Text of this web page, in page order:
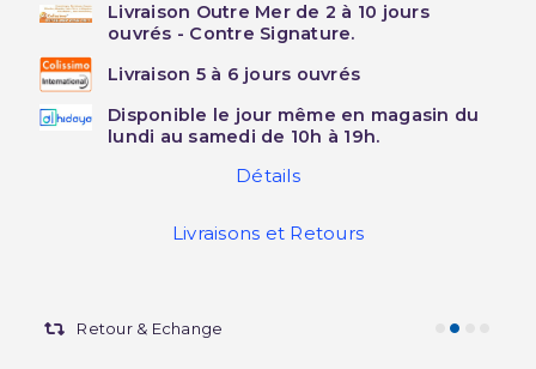
Livraison Outre Mer de 2 à 10 jours
ouvrés - Contre Signature.
Livraison 5 à 6 jours ouvrés
Disponible le jour même en magasin du
lundi au samedi de 10h à 19h.
Détails
Livraisons et Retours
Retour & Echange